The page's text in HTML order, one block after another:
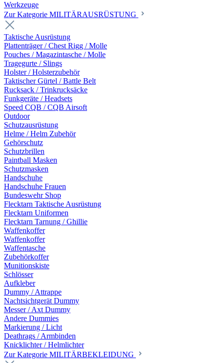
Werkzeuge
Zur Kategorie MILITÄRAUSRÜSTUNG
Taktische Ausrüstung
Plattenträger / Chest Rigg / Molle
Pouches / Magazintasche / Molle
Tragegurte / Slings
Holster / Holsterzubehör
Taktischer Gürtel / Battle Belt
Rucksack / Trinkrucksäcke
Funkgeräte / Headsets
Speed CQB / CQB Airsoft
Outdoor
Schutzausrüstung
Helme / Helm Zubehör
Gehörschutz
Schutzbrillen
Paintball Masken
Schutzmasken
Handschuhe
Handschuhe Frauen
Bundeswehr Shop
Flecktarn Taktische Ausrüstung
Flecktarn Uniformen
Flecktarn Tarnung / Ghillie
Waffenkoffer
Waffenkoffer
Waffentasche
Zubehörkoffer
Munitionskiste
Schlösser
Aufkleber
Dummy / Attrappe
Nachtsichtgerät Dummy
Messer / Axt Dummy
Andere Dummies
Markierung / Licht
Deathrags / Armbinden
Knicklichter / Helmlichter
Zur Kategorie MILITÄRBEKLEIDUNG